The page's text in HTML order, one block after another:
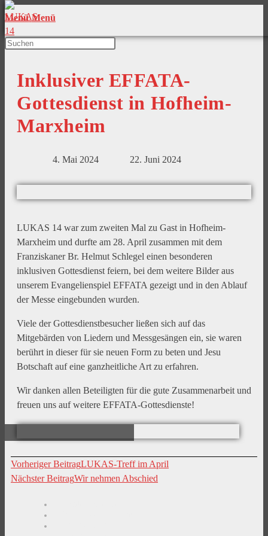
Menü Menü
Inklusiver EFFATA-
Gottesdienst in Hofheim-
Marxheim
4. Mai 2024 22. Juni 2024
LUKAS 14 war zum zweiten Mal zu Gast in Hofheim-
Marxheim und durfte am 28. April zusammen mit dem
Franziskaner Br. Helmut Schlegel einen besonderen
inklusiven Gottesdienst feiern, bei dem weitere Bilder aus
unserem Evangelienspiel EFFATA gezeigt und in den Ablauf
der Messe eingebunden wurden.
Viele der Gottesdienstbesucher ließen sich auf das
Mitgebärden von Liedern und Messgesängen ein, sie waren
berührt in dieser für sie neuen Form zu beten und Jesu
Botschaft auf eine ganzheitliche Art zu erfahren.
Wir danken allen Beteiligten für die gute Zusammenarbeit und
freuen uns auf weitere EFFATA-Gottesdienste!
Vorheriger BeitragLUKAS-Treff im April
Nächster BeitragWir nehmen Abschied